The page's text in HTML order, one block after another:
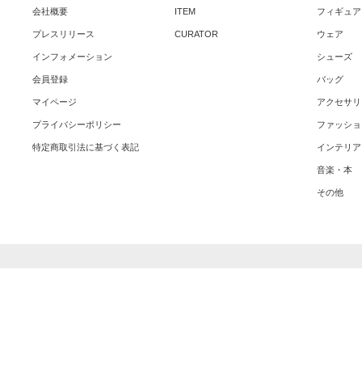
会社概要
プレスリリース
インフォメーション
会員登録
マイページ
プライバシーポリシー
特定商取引法に基づく表記
ITEM
CURATOR
フィギュ
ウェア
シューズ
バッグ
アクセサ
ファッシ
インテリア
音楽・本
その他